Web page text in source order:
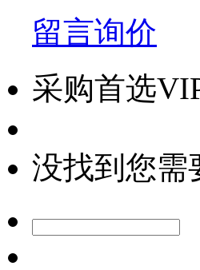
留言询价
采购首选
没找到您需